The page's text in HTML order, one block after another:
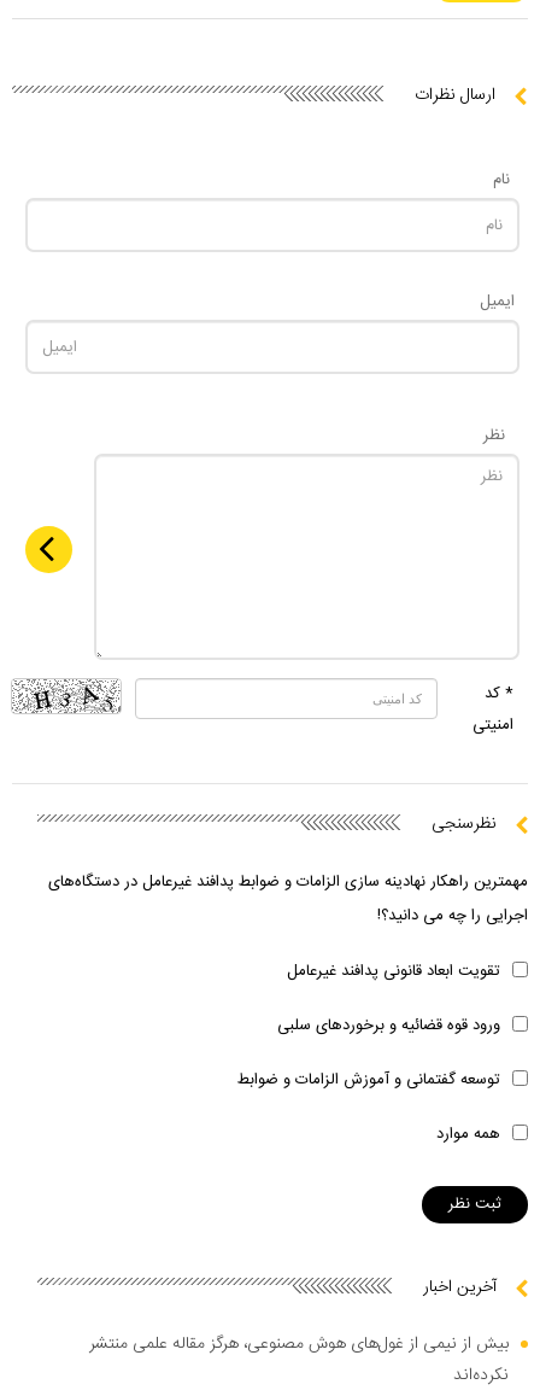
ارسال نظرات
نام
ایمیل
نظر
* کد
امنیتی
نظرسنجی
مهمترین راهکار نهادینه سازی الزامات و ضوابط پدافند غیرعامل در دستگاه‌های
اجرایی را چه می دانید؟!
تقویت ابعاد قانونی پدافند غیرعامل
ورود قوه قضائیه و برخوردهای سلبی
توسعه گفتمانی و آموزش الزامات و ضوابط
همه موارد
آخرین اخبار
بیش از نیمی از غول‌های هوش مصنوعی، هرگز مقاله علمی منتشر
نکرده‌اند